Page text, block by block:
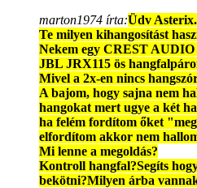
marton1974 írta:Üdv Asterix.
Te milyen kihangosítást
Nekem egy CREST AUDIO
JBL JRX115 ös
Mivel a 2x-en nincs
A bajom, hogy sajna nem
hangokat mert ugye a két
ha felém fordítom őket
elfordítom akkor nem
Mi lenne a megoldás?
Kontroll hangfal?Segíts
bekötni?Milyen árba